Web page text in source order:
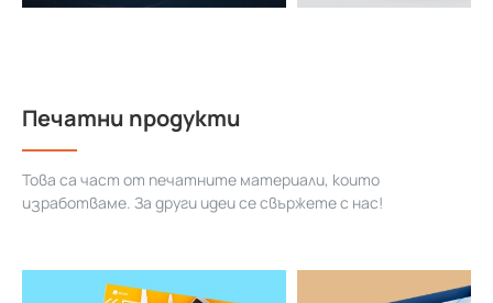
Печатни продукти
Това са част от печатните материали, които